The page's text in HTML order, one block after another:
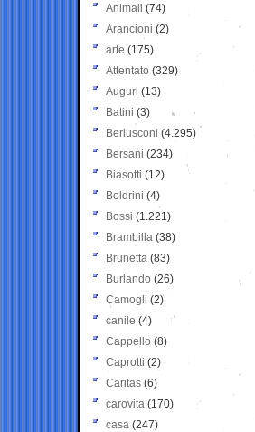
Animali (74)
Arancioni (2)
arte (175)
Attentato (329)
Auguri (13)
Batini (3)
Berlusconi (4.295)
Bersani (234)
Biasotti (12)
Boldrini (4)
Bossi (1.221)
Brambilla (38)
Brunetta (83)
Burlando (26)
Camogli (2)
canile (4)
Cappello (8)
Caprotti (2)
Caritas (6)
carovita (170)
casa (247)